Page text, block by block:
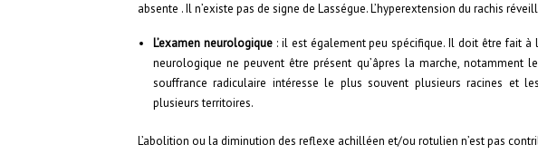
absente . Il n’existe pas de signe de Lasségue. L’hyperextension du rachis
L’examen neurologique: il est également peu spécifique. Il doit être fait à
neurologique ne peuvent être présent qu’âpres la marche, notamment
souffrance radiculaire intéresse le plus souvent plusieurs racines et
plusieurs territoires.
L’abolition ou la diminution des reflexe achilléen et/ou rotulien n’est pas